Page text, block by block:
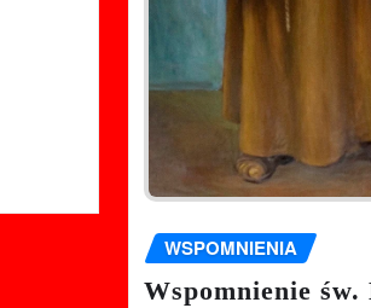
WSPOMNIENIA
Wspomnienie św.